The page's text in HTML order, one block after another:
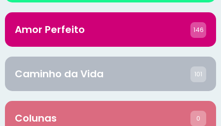
Amor Perfeito 146
Caminho da Vida 101
Colunas 0